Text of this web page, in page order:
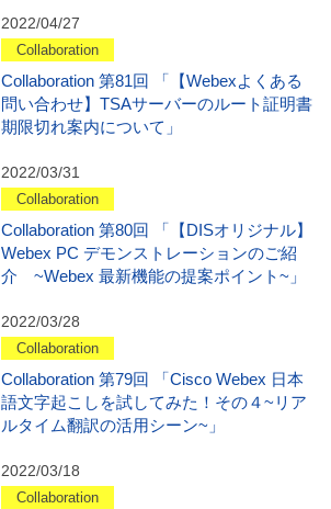
2022/04/27
Collaboration
Collaboration 第81回 「【Webexよくある
問い合わせ】TSAサーバーのルート証明書
期限切れ案内について」
2022/03/31
Collaboration
Collaboration 第80回 「【DISオリジナル】
Webex PC デモンストレーションのご紹
介 ~Webex 最新機能の提案ポイント~」
2022/03/28
Collaboration
Collaboration 第79回 「Cisco Webex 日本
語文字起こしを試してみた！その４~リア
ルタイム翻訳の活用シーン~」
2022/03/18
Collaboration